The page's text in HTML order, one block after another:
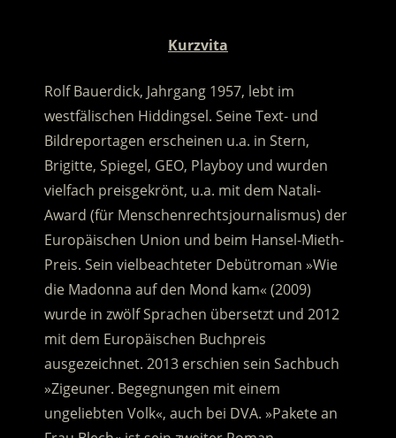
Kurzvita
Rolf Bauerdick, Jahrgang 1957, lebt im
westfälischen Hiddingsel. Seine Text- und
Bildreportagen erscheinen u.a. in Stern,
Brigitte, Spiegel, GEO, Playboy und wurden
vielfach preisgekrönt, u.a. mit dem Natali-
Award (für Menschenrechtsjournalismus) der
Europäischen Union und beim Hansel-Mieth-
Preis. Sein vielbeachteter Debütroman »Wie
die Madonna auf den Mond kam« (2009)
wurde in zwölf Sprachen übersetzt und 2012
mit dem Europäischen Buchpreis
ausgezeichnet. 2013 erschien sein Sachbuch
»Zigeuner. Begegnungen mit einem
ungeliebten Volk«, auch bei DVA. »Pakete an